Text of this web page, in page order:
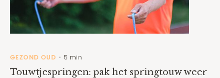
GEZOND OUD • 5 min
Touwtjespringen: pak het springtouw weer